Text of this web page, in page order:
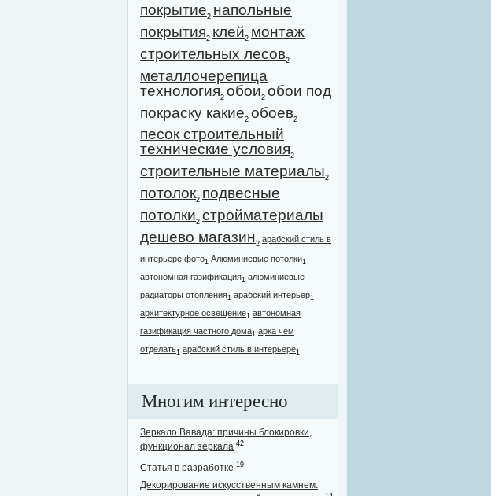
покрытие2 напольные
покрытия2 клей2 монтаж
строительных лесов2
металлочерепица
технология2 обои2 обои под
покраску какие2 обоев2
песок строительный
технические условия2
строительные материалы2
потолок2 подвесные
потолки2 стройматериалы
дешево магазин2 арабский стиль в
интерьере фото1 Алюминиевые потолки1
автономная газификация1 алюминиевые
радиаторы отопления1 арабский интерьер1
архитектурное освещение1 автономная
газификация частного дома1 арка чем
отделать1 арабский стиль в интерьере1
Многим интересно
Зеркало Вавада: причины блокировки,
функционал зеркала 42
Статья в разработке 19
Декорирование искусственным камнем: